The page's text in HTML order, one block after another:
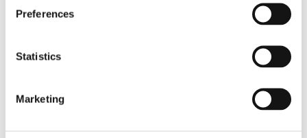
Preferences
Statistics
Marketing